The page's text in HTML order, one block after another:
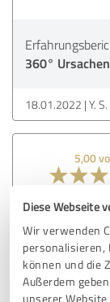
Diese Webseite
Wir verwenden
personalisieren,
können und die
Außerdem
unserer
360°
18.01.2022 Y. S.
5,00
SEHR
Gute Hilfe bei
Die
aber nicht so
ambulante